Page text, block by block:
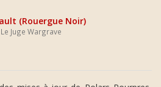
(Rouergue Noir)
Le Juge Wargrave